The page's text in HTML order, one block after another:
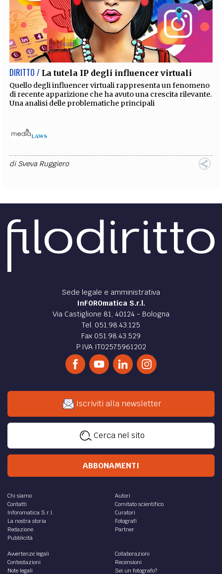
DIRITTO / La tutela IP degli influencer virtuali
Quello degli influencer virtuali rappresenta un fenomeno
di recente apparizione che ha avuto una crescita rilevante.
Una analisi delle problematiche principali
diSveva Ruggiero
Sede legale e amministrativa
InFOROmatica S.r.l.
Via Castiglione 81, 40124 - Bologna
Tel. 051.98.43.125
Fax 051.98.43.529
P.IVA IT02575961202
Iscriviti alla newsletter
Cerca nel sito
ABBONAMENTI
Chi siamo
Contatti
Inforomatica S.r.l.
La nostra storia
Redazione
Pubblicità
Autori
Comitato scientifico
Curatori
Fotografi
Partner
Avvertenze legali
Contestazioni
Note legali
Collaborazioni
Recensioni
Sei un fotografo?